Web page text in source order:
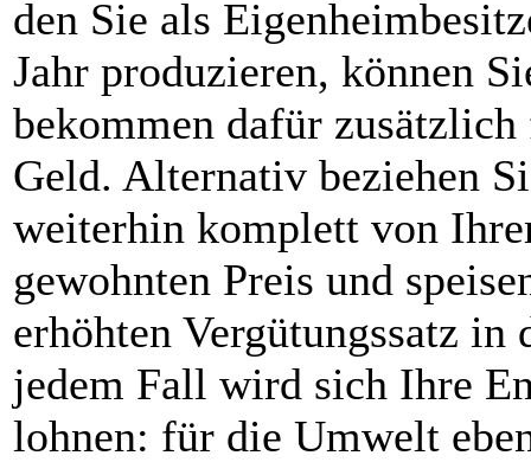
den Sie als
Jahr produzieren, können
bekommen dafür
Geld. Alternativ beziehen
weiterhin komplett von
gewohnten Preis und
erhöhten Vergütungssatz
jedem Fall wird sich Ihre
lohnen: für die Umwelt